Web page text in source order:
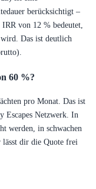
berücksichtigt –
von 12 % bedeutet,
Das ist deutlich
60 %?
pro Monat. Das ist
Escapes Netzwerk. In
werden, in schwachen
dir die Quote frei